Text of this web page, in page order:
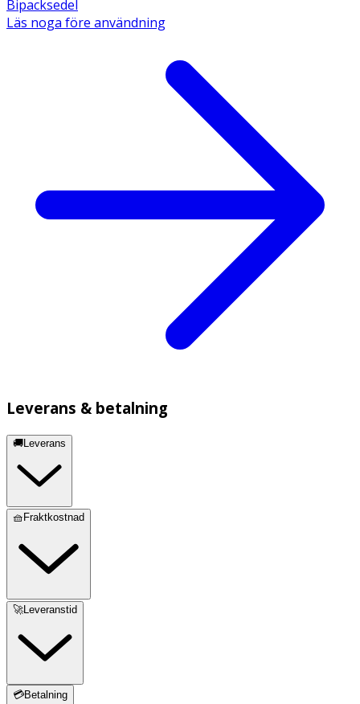
Bipacksedel
Läs noga före användning
Leverans & betalning
🚚Leverans
🧺Fraktkostnad
🚀Leveranstid
💳Betalning